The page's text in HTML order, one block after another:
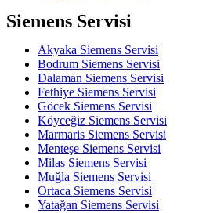
Siemens Servisi
Akyaka Siemens Servisi
Bodrum Siemens Servisi
Dalaman Siemens Servisi
Fethiye Siemens Servisi
Göcek Siemens Servisi
Köyceğiz Siemens Servisi
Marmaris Siemens Servisi
Menteşe Siemens Servisi
Milas Siemens Servisi
Muğla Siemens Servisi
Ortaca Siemens Servisi
Yatağan Siemens Servisi